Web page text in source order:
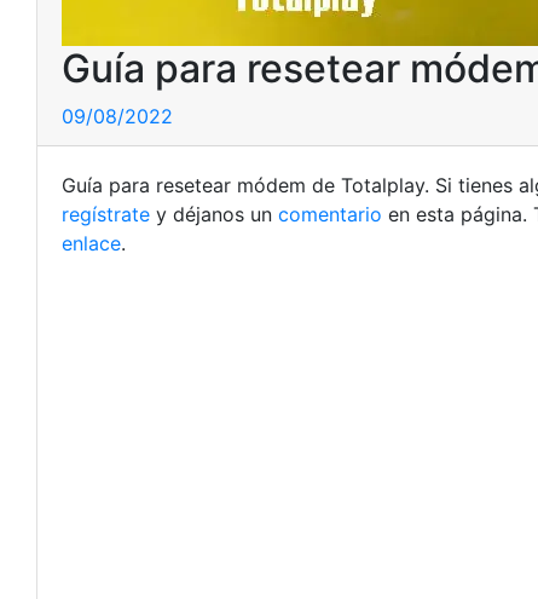
Guía para resetear
09/08/2022
Guía para resetear módem de Totalplay. Si tienes
regístrate y déjanos un comentario en esta página.
enlace.